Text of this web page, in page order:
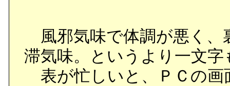
風邪気味で体調が悪く、
滞気味。というより一文字
表が忙しいと、ＰＣの画